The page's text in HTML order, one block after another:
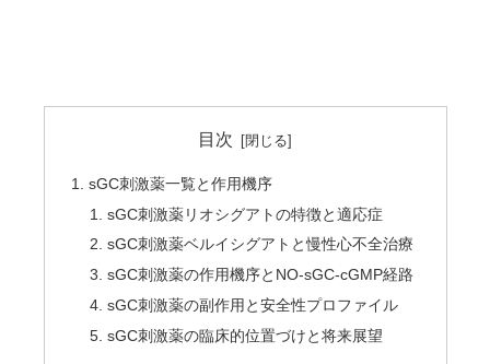
目次
sGC刺激薬一覧と作用機序
sGC刺激薬リオシグアトの特徴と適応症
sGC刺激薬ベルイシグアトと慢性心不全治療
sGC刺激薬の作用機序とNO-sGC-cGMP経路
sGC刺激薬の副作用と安全性プロファイル
sGC刺激薬の臨床的位置づけと将来展望